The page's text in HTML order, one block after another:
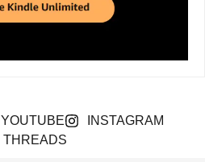
YOUTUBE
INSTAGRAM
THREADS